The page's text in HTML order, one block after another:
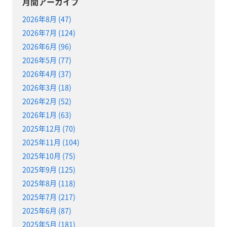
2026年8月 (47)
2026年7月 (124)
2026年6月 (96)
2026年5月 (77)
2026年4月 (37)
2026年3月 (18)
2026年2月 (52)
2026年1月 (63)
2025年12月 (70)
2025年11月 (104)
2025年10月 (75)
2025年9月 (125)
2025年8月 (118)
2025年7月 (217)
2025年6月 (87)
2025年5月 (181)